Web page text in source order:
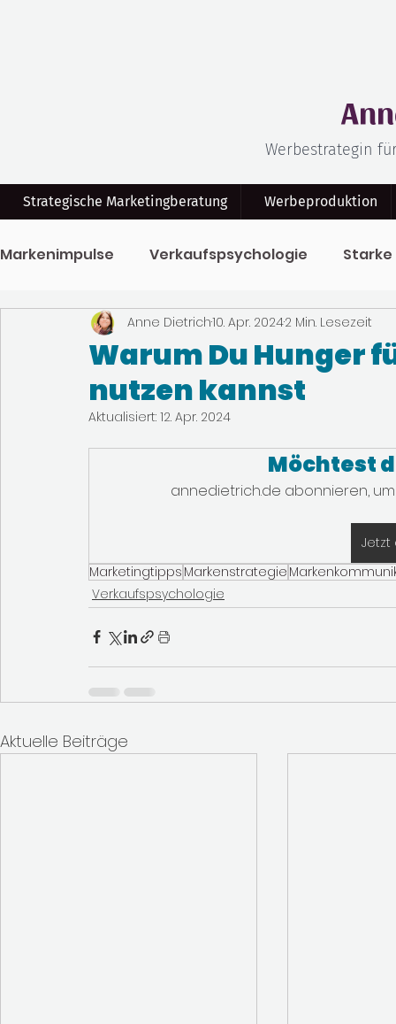
Werbestrategin
Strategische Marketingberatung Werbeproduktion
Markenimpulse Verkaufspsychologie
Klar Kommuniziert Bewegtbildmarketing
Warum Du Hunger
nutzen kannst
Anne Dietrich10. Apr. 20242 Min. Lesezeit
Aktualisiert: 12. Apr. 2024
Möchtest
annedietrich.de abonnieren,
Jetzt
Marketingtipps Markenstrategie
Verkaufspsychologie
Aktuelle Beiträge